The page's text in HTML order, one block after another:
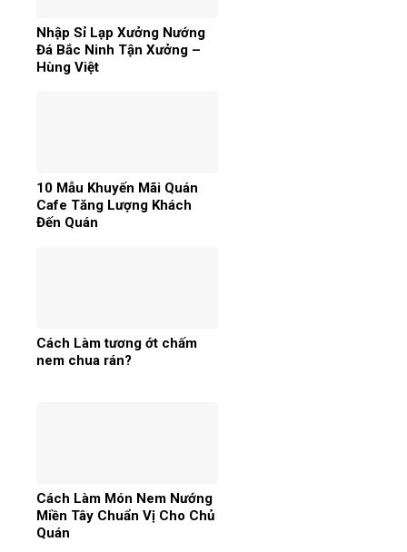
Nhập Sỉ Lạp Xưởng Nướng
Đá Bắc Ninh Tận Xưởng –
Hùng Việt
10 Mẫu Khuyến Mãi Quán
Cafe Tăng Lượng Khách
Đến Quán
Cách Làm tương ớt chấm
nem chua rán?
Cách Làm Món Nem Nướng
Miền Tây Chuẩn Vị Cho Chủ
Quán